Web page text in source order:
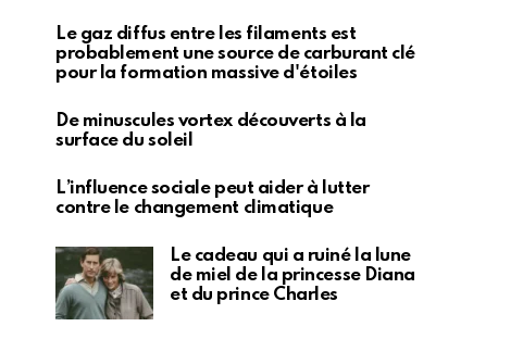
Le gaz diffus entre les filaments est
probablement une source de carburant clé
pour la formation massive d'étoiles
De minuscules vortex découverts à la
surface du soleil
L’influence sociale peut aider à lutter
contre le changement climatique
Le cadeau qui a ruiné la lune
de miel de la princesse Diana
et du prince Charles